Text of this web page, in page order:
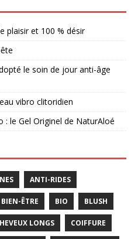
plaisir et 100 % désir
le soin de jour anti-âge
vibro clitoridien
: le Gel Originel de NaturAloé
ANTI-RIDES
BIEN-ÊTRE BIO BLUSH
LONGS COIFFURE